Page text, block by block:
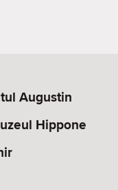
Augustin
Hippone